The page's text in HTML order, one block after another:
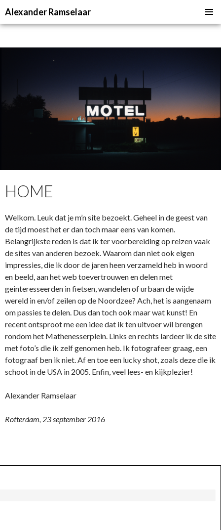
Alexander Ramselaar
HOME
Welkom. Leuk dat je m’n site bezoekt. Geheel in de geest van
de tijd moest het er dan toch maar eens van komen.
Belangrijkste reden is dat ik ter voorbereiding op reizen vaak
de sites van anderen bezoek. Waarom dan niet ook eigen
impressies, die ik door de jaren heen verzameld heb in woord
en beeld, aan het web toevertrouwen en delen met
geinteresseerden in fietsen, wandelen of urbaan de wijde
wereld in en/of zeilen op de Noordzee? Ach, het is aangenaam
om passies te delen. Dus dan toch ook maar wat kunst! En
recent ontsproot me een idee dat ik ten uitvoer wil brengen
rondom het Mathenesserplein. Links en rechts lardeer ik de site
met foto’s die ik zelf genomen heb. Ik fotografeer graag, een
fotograaf ben ik niet. Af en toe een lucky shot, zoals deze die ik
schoot in de USA in 2005. Enfin, veel lees- en kijkplezier!
Alexander Ramselaar
Rotterdam, 23 september 2016